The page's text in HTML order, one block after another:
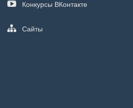
Конкурсы ВКонтакте
Сайты